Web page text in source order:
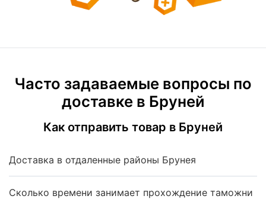
Часто задаваемые вопросы по
доставке в Бруней
Как отправить товар в Бруней
Доставка в отдаленные районы Брунея
Сколько времени занимает прохождение таможни